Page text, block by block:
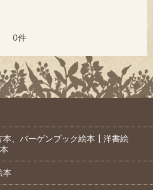
0件
、バーゲンブック絵本┃洋書絵
本